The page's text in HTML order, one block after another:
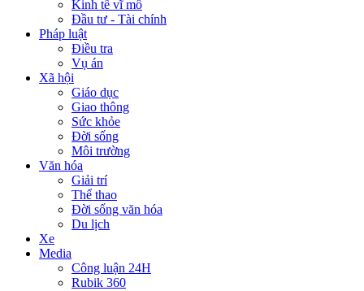
Kinh tế vĩ mô
Đầu tư - Tài chính
Pháp luật
Điều tra
Vụ án
Xã hội
Giáo dục
Giao thông
Sức khỏe
Đời sống
Môi trường
Văn hóa
Giải trí
Thể thao
Đời sống văn hóa
Du lịch
Xe
Media
Công luận 24H
Rubik 360